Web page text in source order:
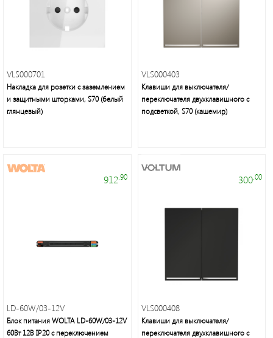
VLS000701
Накладка для розетки с заземлением
и защитными шторками, S70 (белый
глянцевый)
VLS000403
Клавиши для выключателя/
переключателя двухклавишного с
подсветкой, S70 (кашемир)
912 .90
LD-60W/03-12V
Блок питания WOLTA LD-60W/03-12V
60Вт 12В IP20 с переключением
300.00
VLS000408
Клавиши для выключателя/
переключателя двухклавишного с